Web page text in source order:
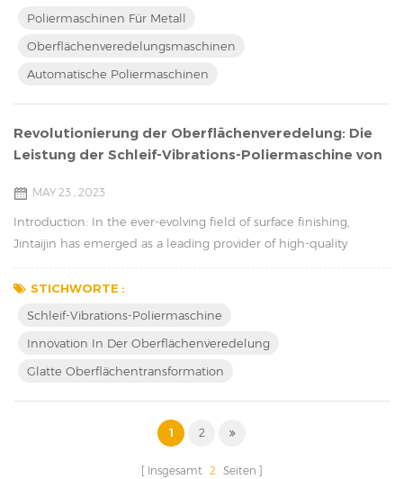
Produkten ein sauberes und poliertes Finish zu verleihen. Es gibt
mit ihren eigenen einzi...
Poliermaschinen Für Metall
Oberflächenveredelungsmaschinen
Automatische Poliermaschinen
Revolutionierung der Oberflächenveredelung: Die
Leistung der Schleif-Vibrations-Poliermaschine von
MAY 23 , 2023
Introduction: In the ever-evolving field of surface finishing,
Jintaijin has emerged as a leading provider of high-quality
Polishing Machine offers unprecedented results, and in this
article, we delve into its remarkable features and benefits.
Grinding Vibration Polishing ...
STICHWORTE :
Schleif-Vibrations-Poliermaschine
Innovation In Der Oberflächenveredelung
Glatte Oberflächentransformation
1 2
Insgesamt 2 Seiten